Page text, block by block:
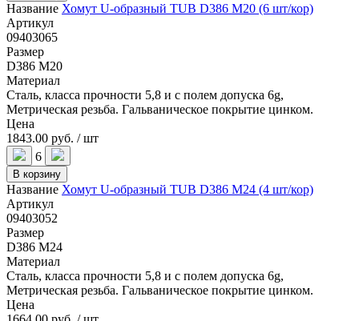
Название Хомут U-образный TUB D386 M20 (6 шт/кор)
Артикул
09403065
Размер
D386 M20
Материал
Сталь, класса прочности 5,8 и с полем допуска 6g,
Метрическая резьба. Гальваническое покрытие цинком.
Цена
1843.00 руб. / шт
6
В корзину
Название Хомут U-образный TUB D386 M24 (4 шт/кор)
Артикул
09403052
Размер
D386 M24
Материал
Сталь, класса прочности 5,8 и с полем допуска 6g,
Метрическая резьба. Гальваническое покрытие цинком.
Цена